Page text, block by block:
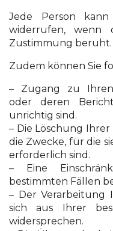
Jede Person
widerrufen, wenn
Zustimmung beruht.
Zudem können Sie
– Zugang zu Ihren
oder deren
unrichtig sind.
– Die Löschung
die Zwecke, für die
erforderlich sind.
– Eine
bestimmten Fällen
– Der Verarbeitung
sich aus Ihrer
widersprechen.